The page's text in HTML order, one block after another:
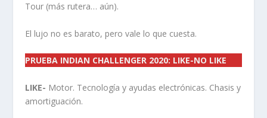
Tour (más rutera… aún).
El lujo no es barato, pero vale lo que cuesta.
PRUEBA INDIAN CHALLENGER 2020: LIKE-NO LIKE
LIKE- Motor. Tecnología y ayudas electrónicas. Chasis y
amortiguación.